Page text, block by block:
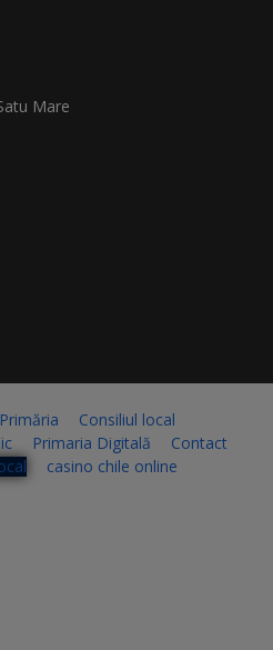
Mare
Primăria
Consiliul local
Primaria Digitală
Contact
casino chile online